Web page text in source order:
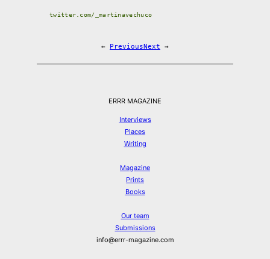
twitter.com/_martinavechuco
← PreviousNext →
ERRR MAGAZINE
Interviews
Places
Writing
Magazine
Prints
Books
Our team
Submissions
info@errr-magazine.com